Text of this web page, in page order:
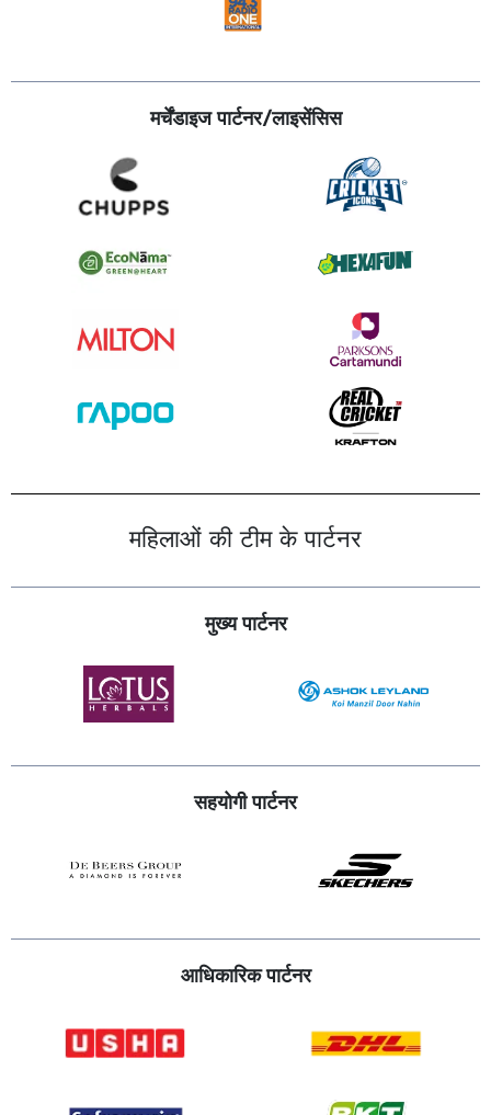
मर्चेंडाइज पार्टनर/लाइसेंसिस
महिलाओं की टीम के पार्टनर
मुख्य पार्टनर
सहयोगी पार्टनर
आधिकारिक पार्टनर